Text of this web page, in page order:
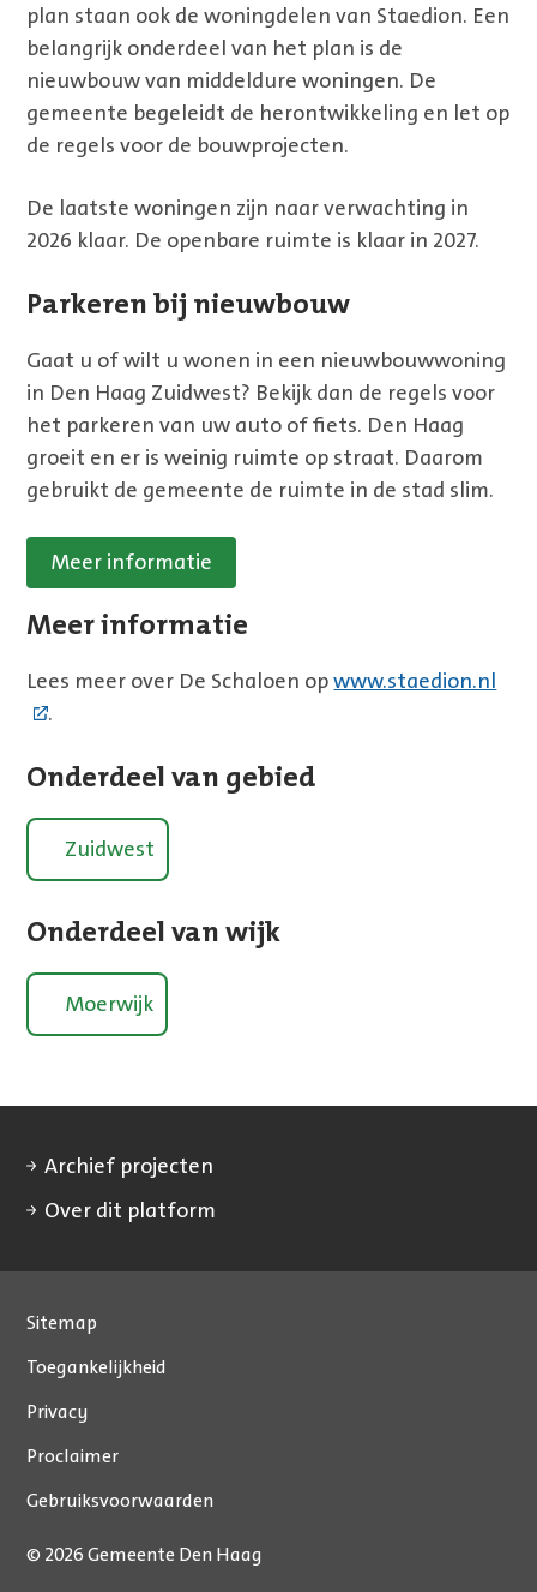
plan staan ook de woningdelen van Staedion. Een
belangrijk onderdeel van het plan is de
nieuwbouw van middeldure woningen. De
gemeente begeleidt de herontwikkeling en let op
de regels voor de bouwprojecten.
De laatste woningen zijn naar verwachting in
2026 klaar. De openbare ruimte is klaar in 2027.
Parkeren bij nieuwbouw
Gaat u of wilt u wonen in een nieuwbouwwoning
in Den Haag Zuidwest? Bekijk dan de regels voor
het parkeren van uw auto of fiets. Den Haag
groeit en er is weinig ruimte op straat. Daarom
gebruikt de gemeente de ruimte in de stad slim.
Meer informatie
Meer informatie
Lees meer over De Schaloen opwww.staedion.nl
.
Onderdeel van gebied
Zuidwest
Onderdeel van wijk
Moerwijk
Archief projecten
Over dit platform
Sitemap
Toegankelijkheid
Privacy
Proclaimer
Gebruiksvoorwaarden
© 2026 Gemeente Den Haag